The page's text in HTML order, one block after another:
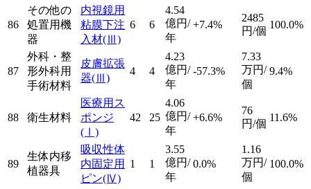
86
その他の
処置用機
器
内視鏡用
粘膜下注
入材(Ⅲ)
6 6
4.54
億円/
年
+7.4%
2485
円/個
100.0%
87
外科・整
形外科用
手術材料
皮膚拡張
器(Ⅲ)
4 4
4.23
億円/
年
-57.3%
7.33
万円/
個
9.4%
88 衛生材料
医療用ス
ポンジ
(Ⅰ)
42 25
4.06
億円/
年
+6.6%
76
円/個
11.6%
89
生体内移
植器具
吸収性体
内固定用
ピン(Ⅳ)
1 1
3.55
億円/
年
0.0%
1.16
万円/
個
100.0%